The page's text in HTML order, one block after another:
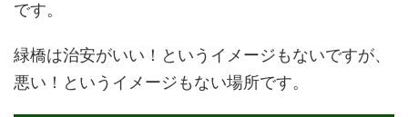
です。
緑橋は治安がいい！というイメージもないですが、
悪い！というイメージもない場所です。